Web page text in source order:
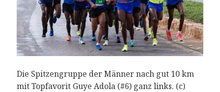
Die Spitzengruppe der Männer nach gut 10 km
mit Topfavorit Guye Adola (#6) ganz links. (c)